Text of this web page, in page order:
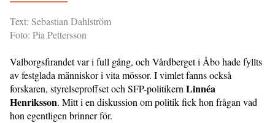
Text: Sebastian Dahlström
Foto: Pia Pettersson
Valborgsfirandet var i full gång, och Vårdberget i Åbo hade fyllts
av festglada människor i vita mössor. I vimlet fanns också
forskaren, styrelseproffset och SFP-politikern Linnéa
Henriksson. Mitt i en diskussion om politik fick hon frågan vad
hon egentligen brinner för.